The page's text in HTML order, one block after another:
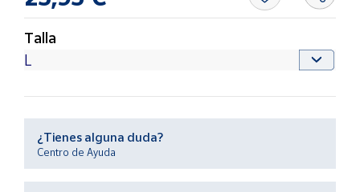
Ayuda
Contacto
Talla
¿Tienes alguna duda?
Centro de Ayuda